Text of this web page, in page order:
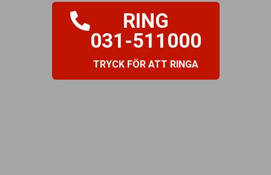
RING
031-511000
TRYCK FÖR ATT RINGA